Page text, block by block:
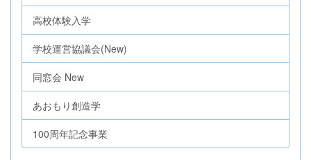
高校体験入学
学校運営協議会(New)
同窓会 New
あおもり創造学
100周年記念事業